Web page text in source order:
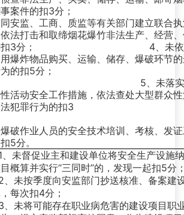
事案件的扣3分；
安监、工商、质监等有关部门建立联合
法打击和取缔烟花爆竹非法生产、经营
扣3分； 4、未依
爆炸物品购买、运输、储存、爆破环节
为的扣5分；
、未落实大
活动安全工作措施，依法查处大型群众
犯罪行为的扣3
； 6、
破作业人员的安全技术培训、考核、发
5分。
、未督促业主和建设单位将安全生产设施
概算并实行“三同时”的，发现一起扣5分
、未按季度向安监部门抄送核准、备案建
每次扣4分；
、未将可能存在职业病危害的建设项目职